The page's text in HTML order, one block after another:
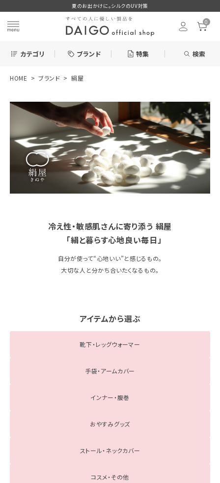
夏のお出かけに。シルクのUV対策
0
カテゴリ ブランド 特集 検索
ログイン お気に入り
新着＆再入荷商品
ブランドから探す
お問い合わせ
ログアウト
HOME ブランド 絹屋
冷え性・敏感肌さんに寄り添う 絹屋
「絹と暮らす心地良い毎日」
自分が使って“心地いい”と感じるもの。
大切な人と分かち合いたくなるもの。
アイテムから選ぶ
靴下・レッグウォーマー
手袋・アームカバー
インナー・腹巻
おやすみグッズ
ストール・ネックカバー
コスメ・その他